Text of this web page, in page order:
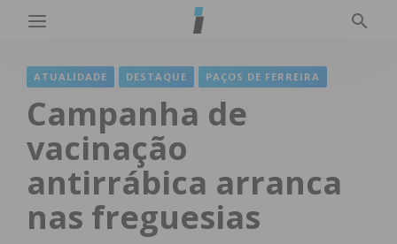
ATUALIDADE DESTAQUE PAÇOS DE FERREIRA
Campanha de
vacinação
antirrábica arranca
nas freguesias